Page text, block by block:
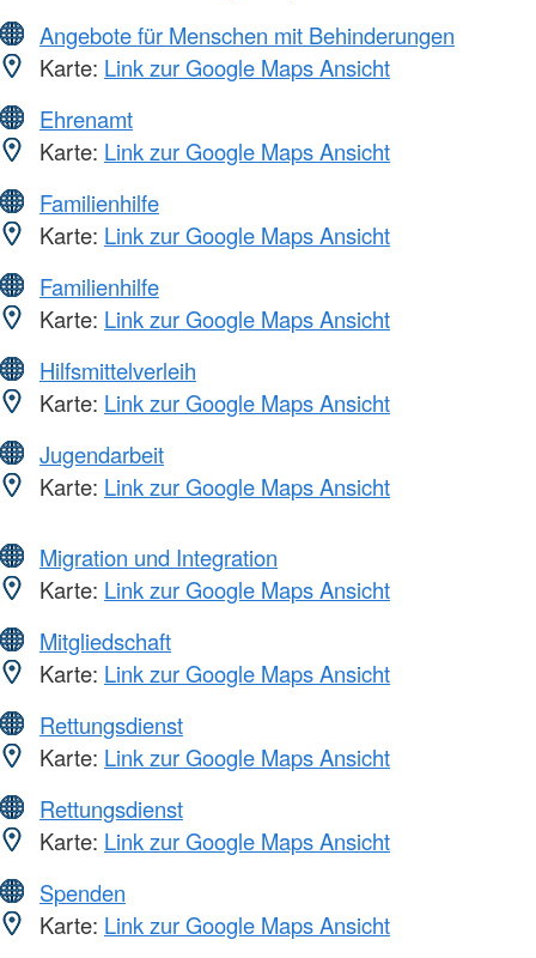
Angebote für Menschen mit Behinderungen
Karte: Link zur Google Maps Ansicht
Ehrenamt
Karte: Link zur Google Maps Ansicht
Familienhilfe
Karte: Link zur Google Maps Ansicht
Familienhilfe
Karte: Link zur Google Maps Ansicht
Hilfsmittelverleih
Karte: Link zur Google Maps Ansicht
Jugendarbeit
Karte: Link zur Google Maps Ansicht
Migration und Integration
Karte: Link zur Google Maps Ansicht
Mitgliedschaft
Karte: Link zur Google Maps Ansicht
Rettungsdienst
Karte: Link zur Google Maps Ansicht
Rettungsdienst
Karte: Link zur Google Maps Ansicht
Spenden
Karte: Link zur Google Maps Ansicht